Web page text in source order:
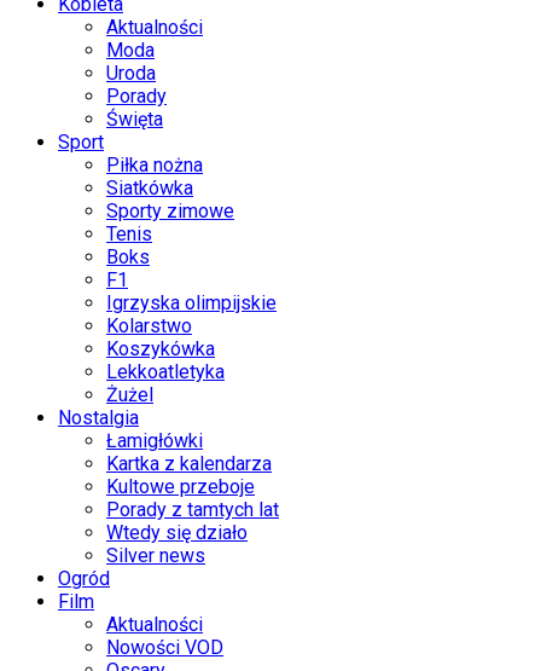
Aktualności
Moda
Uroda
Porady
Święta
Sport
Piłka nożna
Siatkówka
Sporty zimowe
Tenis
Boks
F1
Igrzyska olimpijskie
Kolarstwo
Koszykówka
Lekkoatletyka
Żużel
Nostalgia
Łamigłówki
Kartka z kalendarza
Kultowe przeboje
Porady z tamtych lat
Wtedy się działo
Silver news
Ogród
Film
Aktualności
Nowości VOD